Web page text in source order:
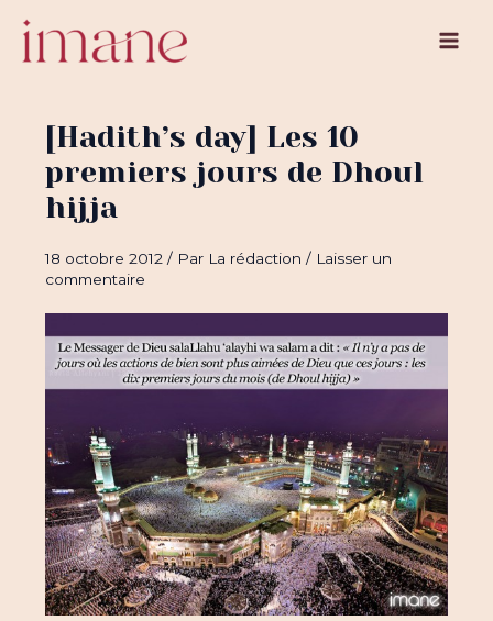
contenu
Main
[Hadith’s day] Les 10
premiers jours de Dhoul
hijja
18 octobre 2012/ Par La rédaction/ Laisser un
commentaire